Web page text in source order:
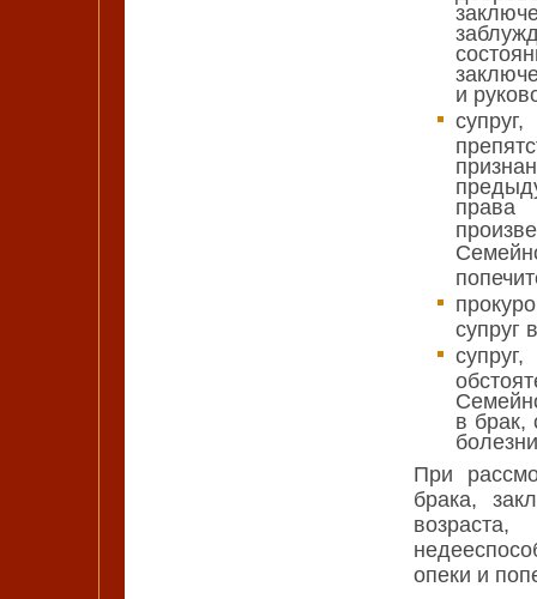
и
права
супруг
в брак,
При
брака,
опеки и